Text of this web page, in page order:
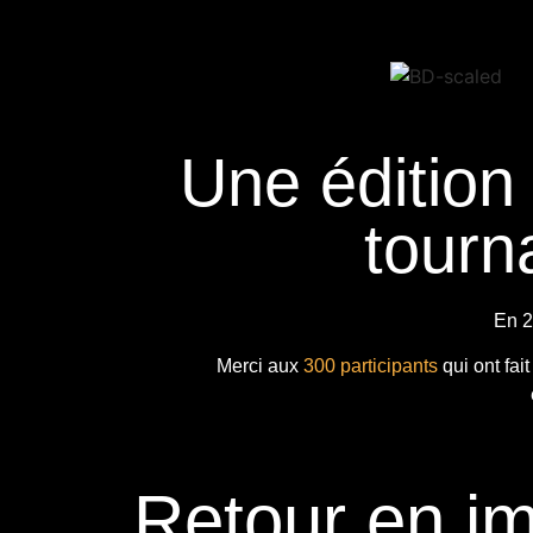
Une
En
Merci aux 300 participantsqui ont fait